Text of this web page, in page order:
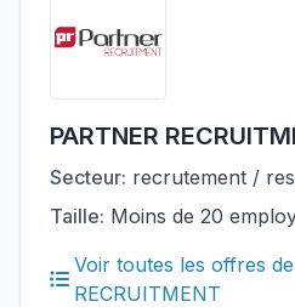
PARTNER
Secteur: recrutement /
Taille: Moins de 20
Voir toutes les offres
RECRUITMENT